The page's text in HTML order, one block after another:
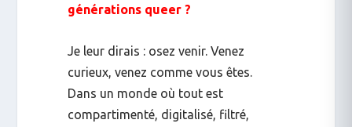
générations queer ?
Je leur dirais : osez venir. Venez
curieux, venez comme vous êtes.
Dans un monde où tout est
compartimenté, digitalisé, filtré,